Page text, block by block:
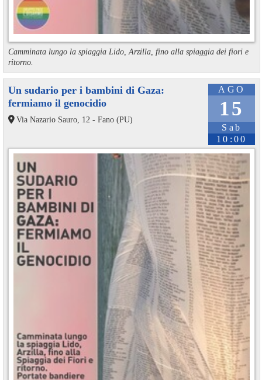
Camminata lungo la spiaggia Lido, Arzilla, fino alla spiaggia dei fiori e
ritorno.
AGO
15
Sab
10:00
Un sudario per i bambini di Gaza:
fermiamo il genocidio
Via Nazario Sauro, 12 - Fano (PU)